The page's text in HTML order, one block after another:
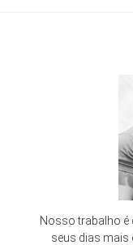
Nosso trabalho
seus dias mais